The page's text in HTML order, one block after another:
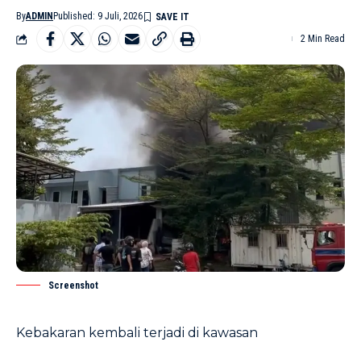
ByADMIN Published: 9 Juli, 2026
2 Min Read
Screenshot
Kebakaran kembali terjadi di kawasan